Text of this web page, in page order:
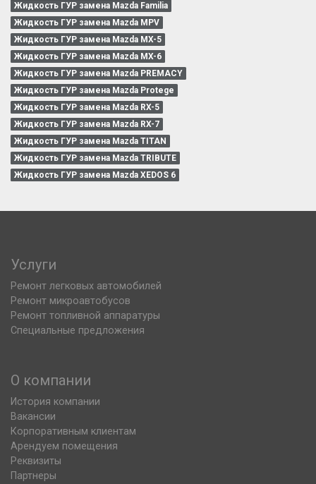
Жидкость ГУР замена Mazda Familia
Жидкость ГУР замена Mazda MPV
Жидкость ГУР замена Mazda MX-5
Жидкость ГУР замена Mazda MX-6
Жидкость ГУР замена Mazda PREMACY
Жидкость ГУР замена Mazda Protege
Жидкость ГУР замена Mazda RX-5
Жидкость ГУР замена Mazda RX-7
Жидкость ГУР замена Mazda TITAN
Жидкость ГУР замена Mazda TRIBUTE
Жидкость ГУР замена Mazda XEDOS 6
Услуги
Ремонт легковых автомобилей
Ремонт микроавтобусов
Ремонт топливной аппаратуры
Специальные предложения
О компании
История компании
Вакансии
Корпоративным клиентам
Арендуем помещения
Реквизиты
Партнеры